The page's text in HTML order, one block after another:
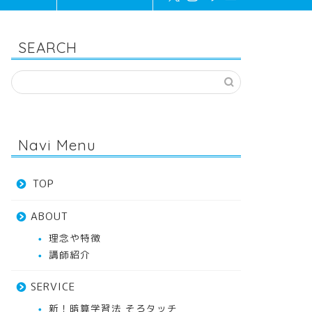
SEARCH
Navi Menu
TOP
ABOUT
理念や特徴
講師紹介
SERVICE
新！暗算学習法 そろタッチ